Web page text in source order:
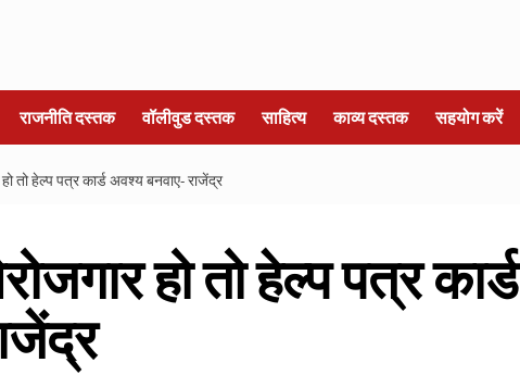
राजनीति दस्तक वॉलीवुड दस्तक साहित्य काव्य दस्तक सहयोग करें
तो हेल्प पत्र कार्ड अवश्य बनवाए- राजेंद्र
हो तो हेल्प पत्र कार्ड